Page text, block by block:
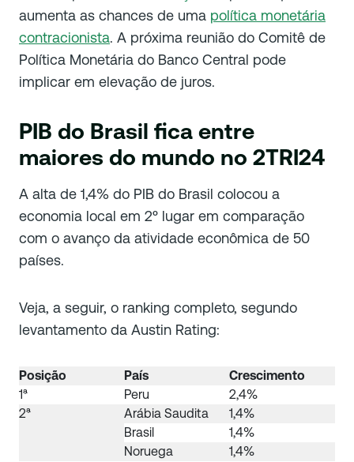
aumenta as chances de uma política monetária
contracionista. A próxima reunião do Comitê de
Política Monetária do Banco Central pode
implicar em elevação de juros.
PIB do Brasil fica entre
maiores do mundo no 2TRI24
A alta de 1,4% do PIB do Brasil colocou a
economia local em 2º lugar em comparação
com o avanço da atividade econômica de 50
países.
Veja, a seguir, o ranking completo, segundo
levantamento da Austin Rating:
Posição País
Crescimento
1ª
Peru
2,4%
2ª
Arábia Saudita
1,4%
Brasil
1,4%
Noruega
1,4%